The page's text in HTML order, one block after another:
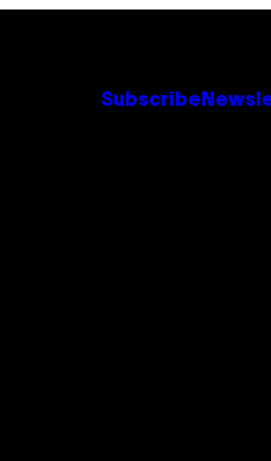
Subscribe